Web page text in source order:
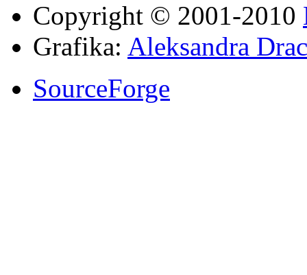
Copyright © 2001-2010
Grafika: Aleksandra
SourceForge